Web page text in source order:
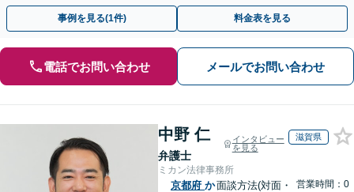
決【夜間・休日相談可】【ワンストップ解決】
事例を見る(1件) 料金表を見る
電話でお問い合わせ メールでお問い合わせ
中野 仁
弁護士
インタビュー
を見る
滋賀県
ミカン法律事務所
京都府 か面談方法(対面・
営業時間：0